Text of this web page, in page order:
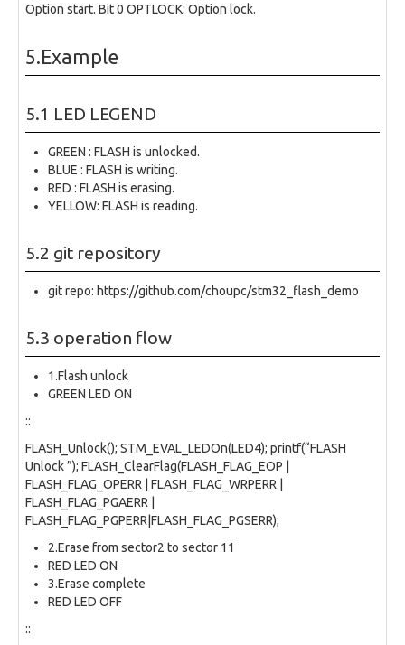
Option start. Bit 0 OPTLOCK: Option lock.
5.Example
5.1 LED LEGEND
GREEN : FLASH is unlocked.
BLUE : FLASH is writing.
RED : FLASH is erasing.
YELLOW: FLASH is reading.
5.2 git repository
git repo: https://github.com/choupc/stm32_flash_demo
5.3 operation flow
1.Flash unlock
GREEN LED ON
::
FLASH_Unlock(); STM_EVAL_LEDOn(LED4); printf(“FLASH
Unlock ”); FLASH_ClearFlag(FLASH_FLAG_EOP |
FLASH_FLAG_OPERR | FLASH_FLAG_WRPERR |
FLASH_FLAG_PGAERR |
FLASH_FLAG_PGPERR|FLASH_FLAG_PGSERR);
2.Erase from sector2 to sector 11
RED LED ON
3.Erase complete
RED LED OFF
::